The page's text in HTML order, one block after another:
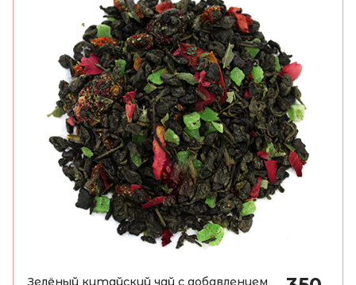
Зелёный китайский чай с добавлением